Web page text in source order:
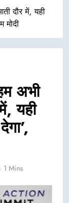
दौर में, यही
मोदी
अभी
यही
1 Mins